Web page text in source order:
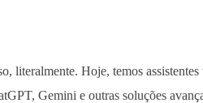
literalmente. Hoje, temos
Gemini e outras soluções